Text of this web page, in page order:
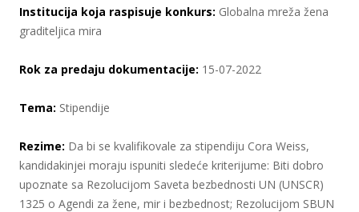
Institucija koja raspisuje konkurs: Globalna mreža žena
graditeljica mira
Rok za predaju dokumentacije: 15-07-2022
Tema: Stipendije
Rezime: Da bi se kvalifikovale za stipendiju Cora Weiss,
kandidakinjei moraju ispuniti sledeće kriterijume: Biti dobro
upoznate sa Rezolucijom Saveta bezbednosti UN (UNSCR)
1325 o Agendi za žene, mir i bezbednost; Rezolucijom SBUN